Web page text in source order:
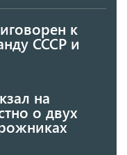
к
СССР и
на
о двух